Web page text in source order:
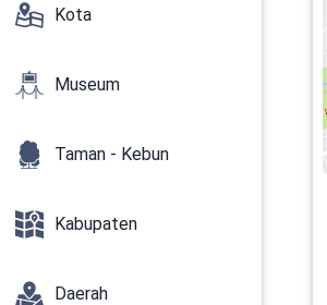
Kota
Museum
Taman - Kebun
Kabupaten
Daerah